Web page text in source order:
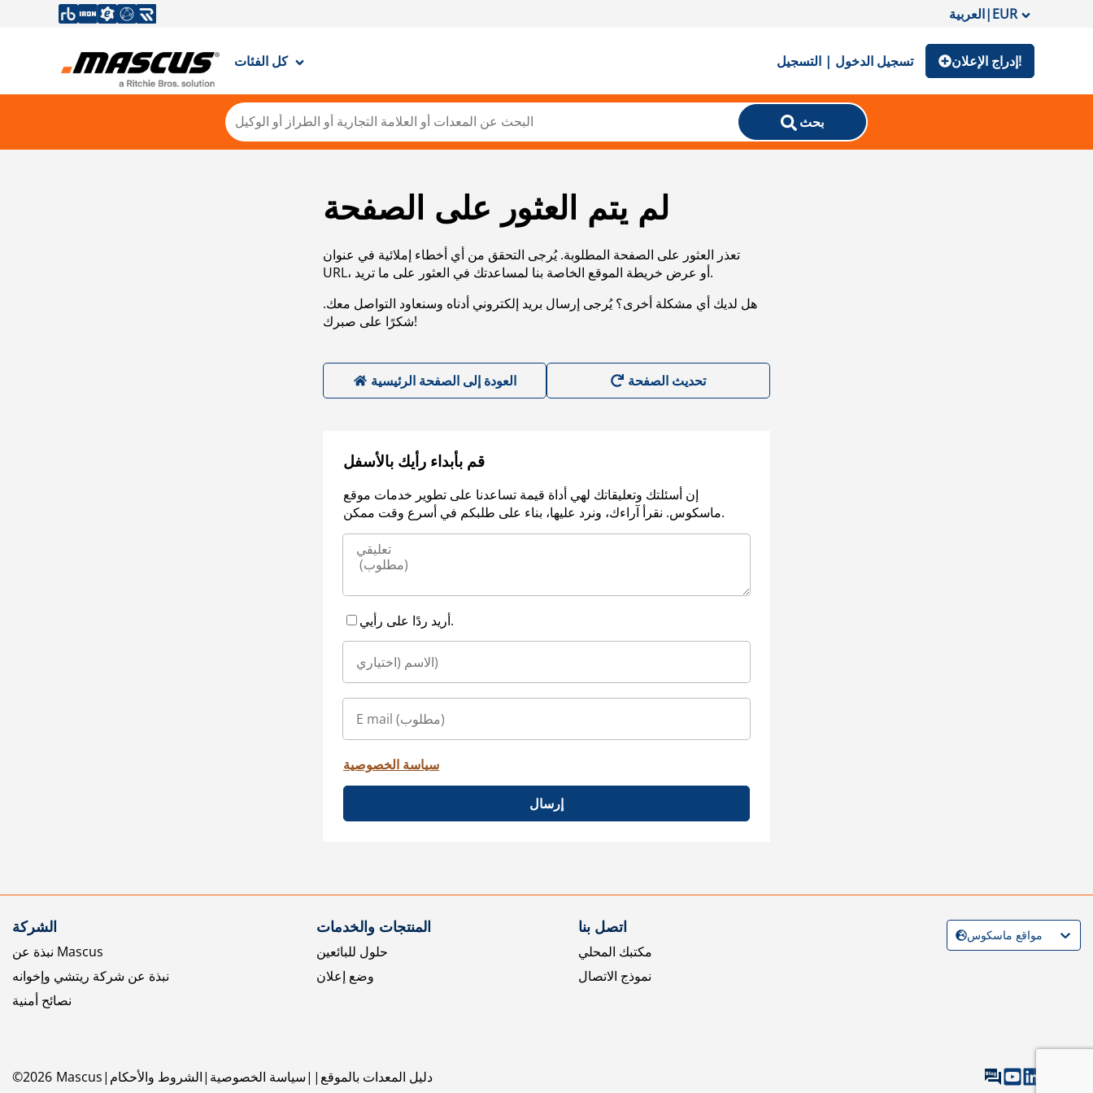
العربية|EUR
كل الفئات تسجيل الدخول | التسجيل إدراج الإعلان!
بحث
لم يتم العثور على الصفحة
تعذر العثور على الصفحة المطلوبة. يُرجى التحقق من أي أخطاء إملائية في عنوان
URL، أو عرض خريطة الموقع الخاصة بنا لمساعدتك في العثور على ما تريد.
هل لديك أي مشكلة أخرى؟ يُرجى إرسال بريد إلكتروني أدناه وسنعاود التواصل معك.
شكرًا على صبرك!
العودة إلى الصفحة الرئيسية
قم بأبداء رأيك بالأسفل
إن أسئلتك وتعليقاتك لهي أداة قيمة تساعدنا على تطوير خدمات موقع
ماسكوس. نقرأ آراءك، ونرد عليها، بناء على طلبكم في أسرع وقت ممكن.
أريد ردًا على رأيي.
سياسة الخصوصية
إرسال
الشركة
نبذة عن Mascus
نبذة عن شركة ريتشي وإخوانه
نصائح أمنية
المنتجات والخدمات
حلول للبائعين
وضع إعلان
اتصل بنا
مكتبك المحلي
نموذج الاتصال
©2026 Mascus الشروط والأحكام سياسة الخصوصية دليل المعدات بالموقع
مواقع ماسكوس